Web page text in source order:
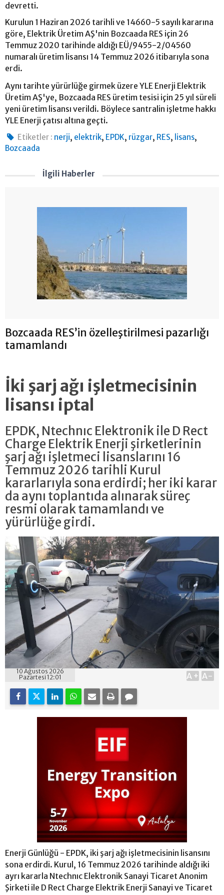
devretti.
Kurulun 1 Haziran 2026 tarihli ve 14660-5 sayılı kararına
göre, Elektrik Üretim AŞ'nin Bozcaada RES için 26
Temmuz 2020 tarihinde aldığı EÜ/9455-2/04560
numaralı üretim lisansı 14 Temmuz 2026 itibarıyla sona
erdi.
Aynı tarihte yürürlüğe girmek üzere YLE Enerji Elektrik
Üretim AŞ'ye, Bozcaada RES üretim tesisi için 25 yıl süreli
yeni üretim lisansı verildi. Böylece santralin işletme hakkı
YLE Enerji çatısı altına geçti.
Etiketler : nerji, elektrik, EPDK, rüzgar, RES, lisans,
Bozcaada
İlgili Haberler
Bozcaada RES’in özelleştirilmesi pazarlığı
tamamlandı
İki şarj ağı işletmecisinin
lisansı iptal
EPDK, Ntechnıc Elektronik ile D Rect
Charge Elektrik Enerji şirketlerinin
şarj ağı işletmeci lisanslarını 16
Temmuz 2026 tarihli Kurul
kararlarıyla sona erdirdi; her iki karar
da aynı toplantıda alınarak süreç
resmi olarak tamamlandı ve
yürürlüğe girdi.
10 Ağustos 2026
Pazartesi 12:01
A+ A-
Enerji Günlüğü - EPDK, iki şarj ağı işletmecisinin lisansını
sona erdirdi. Kurul, 16 Temmuz 2026 tarihinde aldığı iki
ayrı kararla Ntechnıc Elektronik Sanayi Ticaret Anonim
Şirketi ile D Rect Charge Elektrik Enerji Sanayi ve Ticaret